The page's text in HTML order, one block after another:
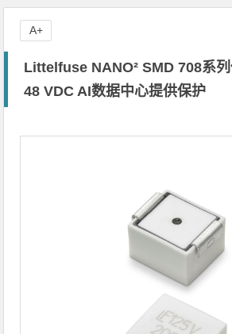
Littelfuse NANO² SMD 708系
48 VDC AI数据中心提供保护
A+